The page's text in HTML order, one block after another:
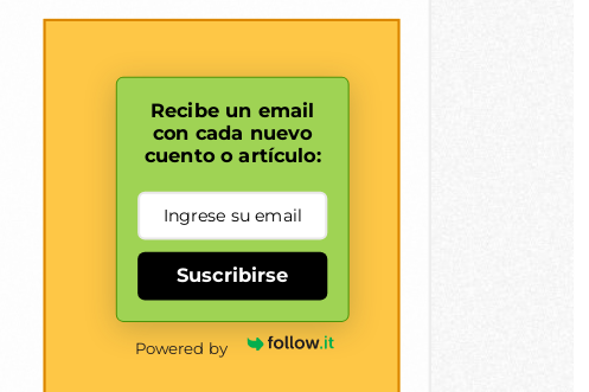
Recibe un email
con cada nuevo
cuento o artículo:
Suscribirse
Powered by